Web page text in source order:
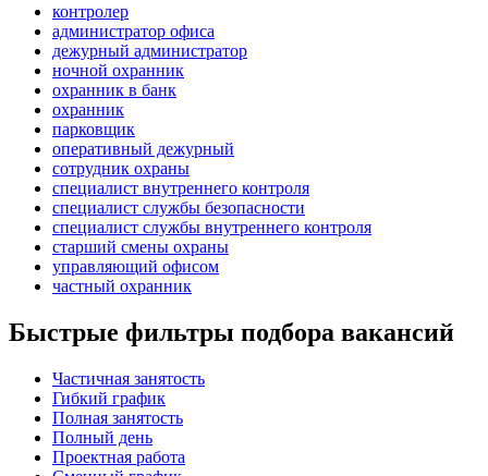
контролер
администратор офиса
дежурный администратор
ночной охранник
охранник в банк
охранник
парковщик
оперативный дежурный
сотрудник охраны
специалист внутреннего контроля
специалист службы безопасности
специалист службы внутреннего контроля
старший смены охраны
управляющий офисом
частный охранник
Быстрые фильтры подбора вакансий
Частичная занятость
Гибкий график
Полная занятость
Полный день
Проектная работа